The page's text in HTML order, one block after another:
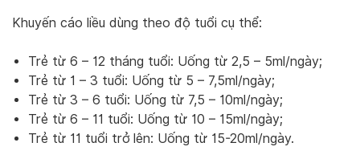
Khuyến cáo liều dùng theo độ tuổi cụ thể:
Trẻ từ 6 – 12 tháng tuổi: Uống từ 2,5 – 5ml/ngày;
Trẻ từ 1 – 3 tuổi: Uống từ 5 – 7,5ml/ngày;
Trẻ từ 3 – 6 tuổi: Uống từ 7,5 – 10ml/ngày;
Trẻ từ 6 – 11 tuổi: Uống từ 10 – 15ml/ngày;
Trẻ từ 11 tuổi trở lên: Uống từ 15-20ml/ngày.